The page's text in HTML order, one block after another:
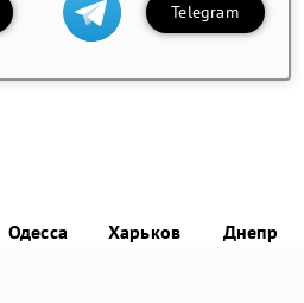
Telegram
Одесса Харьков Днепр